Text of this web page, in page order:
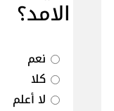
الامد؟
نعم
كلا
لا أعلم